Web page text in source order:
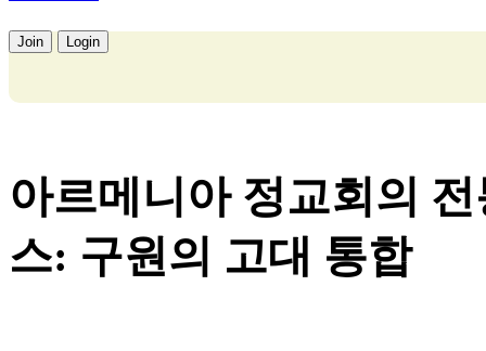
Join Login
아르메니아 정교회의
스: 구원의 고대 통합